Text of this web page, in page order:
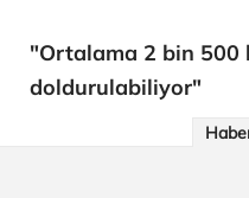
"Ortalama 2 bin 500
doldurulabiliyor"